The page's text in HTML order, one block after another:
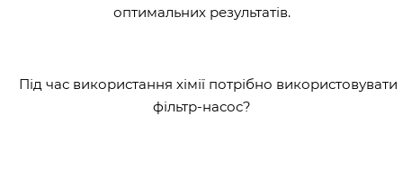
оптимальних результатів.
Під час використання хімії потрібно використовувати
фільтр-насос?